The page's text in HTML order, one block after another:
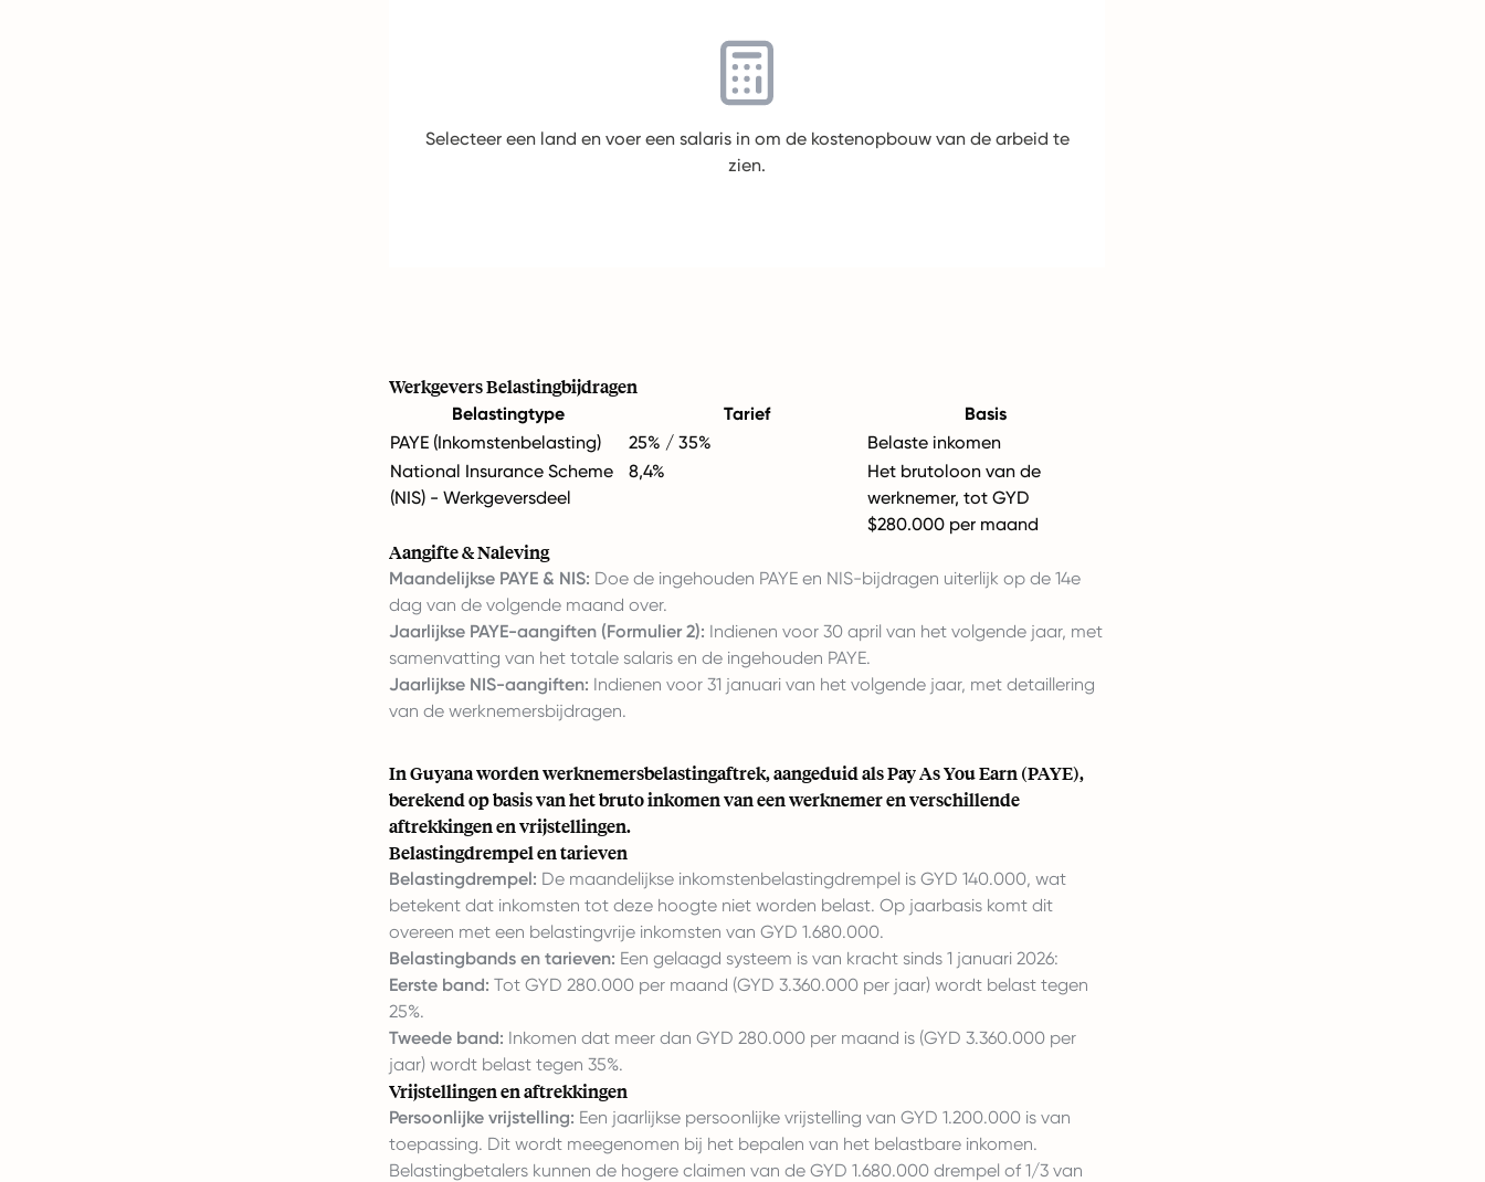
Selecteer een land en voer een salaris in om de kostenopbouw van de arbeid te
zien.
Werkgevers Belastingbijdragen
Belastingtype Tarief
Basis
PAYE (Inkomstenbelasting)
25% / 35%
Belaste inkomen
National Insurance Scheme
(NIS) - Werkgeversdeel
8,4%
Het brutoloon van de
werknemer, tot GYD
$280.000 per maand
Aangifte & Naleving
Maandelijkse PAYE & NIS: Doe de ingehouden PAYE en NIS-bijdragen uiterlijk op de 14e
dag van de volgende maand over.
Jaarlijkse PAYE-aangiften (Formulier 2): Indienen voor 30 april van het volgende jaar, met
samenvatting van het totale salaris en de ingehouden PAYE.
Jaarlijkse NIS-aangiften: Indienen voor 31 januari van het volgende jaar, met detaillering
van de werknemersbijdragen.
In Guyana worden werknemersbelastingaftrek, aangeduid als Pay As You Earn (PAYE),
berekend op basis van het bruto inkomen van een werknemer en verschillende
aftrekkingen en vrijstellingen.
Belastingdrempel en tarieven
Belastingdrempel: De maandelijkse inkomstenbelastingdrempel is GYD 140.000, wat
betekent dat inkomsten tot deze hoogte niet worden belast. Op jaarbasis komt dit
overeen met een belastingvrije inkomsten van GYD 1.680.000.
Belastingbands en tarieven: Een gelaagd systeem is van kracht sinds 1 januari 2026:
Eerste band: Tot GYD 280.000 per maand (GYD 3.360.000 per jaar) wordt belast tegen
25%.
Tweede band: Inkomen dat meer dan GYD 280.000 per maand is (GYD 3.360.000 per
jaar) wordt belast tegen 35%.
Vrijstellingen en aftrekkingen
Persoonlijke vrijstelling: Een jaarlijkse persoonlijke vrijstelling van GYD 1.200.000 is van
toepassing. Dit wordt meegenomen bij het bepalen van het belastbare inkomen.
Belastingbetalers kunnen de hogere claimen van de GYD 1.680.000 drempel of 1/3 van